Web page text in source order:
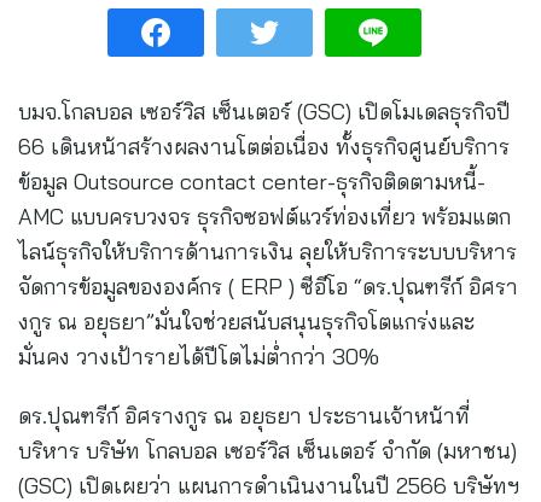
บมจ.โกลบอล เซอร์วิส เซ็นเตอร์ (GSC) เปิดโมเดลธุรกิจปี
66 เดินหน้าสร้างผลงานโตต่อเนื่อง ทั้งธุรกิจศูนย์บริการ
ข้อมูล Outsource contact center-ธุรกิจติดตามหนี้-
AMC แบบครบวงจร ธุรกิจซอฟต์แวร์ท่องเที่ยว พร้อมแตก
ไลน์ธุรกิจให้บริการด้านการเงิน ลุยให้บริการระบบบริหาร
จัดการข้อมูลขององค์กร ( ERP ) ซีอีโอ “ดร.ปุณฑรีก์ อิศรา
งกูร ณ อยุธยา”มั่นใจช่วยสนับสนุนธุรกิจโตแกร่งและ
มั่นคง วางเป้ารายได้ปีโตไม่ต่ำกว่า 30%
ดร.ปุณฑรีก์ อิศรางกูร ณ อยุธยา ประธานเจ้าหน้าที่
บริหาร บริษัท โกลบอล เซอร์วิส เซ็นเตอร์ จำกัด (มหาชน)
(GSC) เปิดเผยว่า แผนการดำเนินงานในปี 2566 บริษัทฯ